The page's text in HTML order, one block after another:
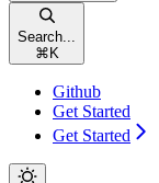
Search...
⌘ K
Github
Get Started
Get Started